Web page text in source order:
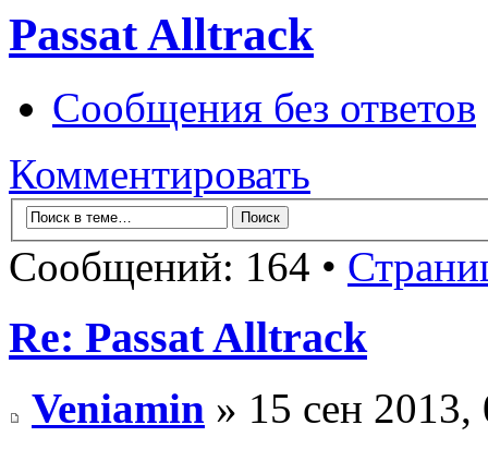
Passat Alltrack
Сообщения без ответов
Комментировать
Сообщений: 164 •
Re: Passat Alltrack
Veniamin » 15 сен 2013,